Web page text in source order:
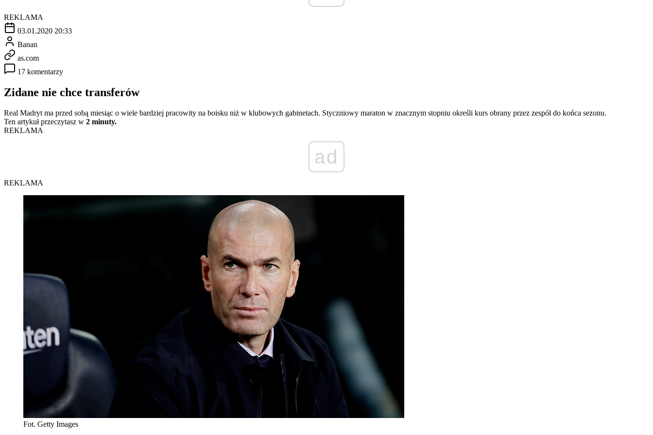
REKLAMA
03.01.2020 20:33
Banan
as.com
17 komentarzy
Zidane nie chce transferów
Real Madryt ma przed sobą miesiąc o wiele bardziej pracowity na boisku niż w klubowych gabinetach. Styczniowy maraton w znacznym stopniu określi kurs obrany przez zespół do końca sezonu.
Ten artykuł przeczytasz w 2 minuty.
REKLAMA
ad
REKLAMA
Fot. Getty Images